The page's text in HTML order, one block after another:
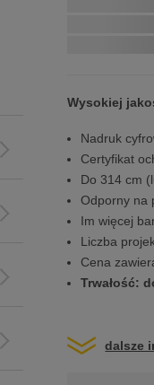
Wysokiej
Nadruk
Certyfikat
Do 314 cm
Odporny na
Im więcej
Liczba
Cena
Trwałość:
dalsze